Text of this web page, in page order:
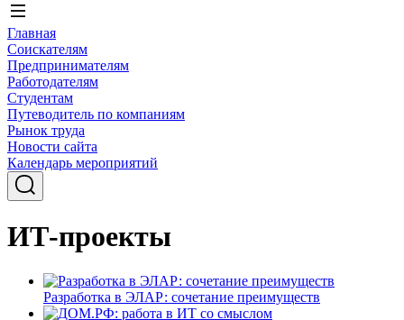
Главная
Соискателям
Предпринимателям
Работодателям
Студентам
Путеводитель по компаниям
Рынок труда
Новости сайта
Календарь мероприятий
ИТ-проекты
Разработка в ЭЛАР: сочетание преимуществ